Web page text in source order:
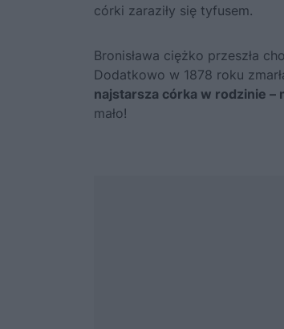
córki zaraziły się tyfusem.
Bronisława ciężko przeszła
Dodatkowo w 1878 roku
najstarsza córka w rodzinie –
mało!